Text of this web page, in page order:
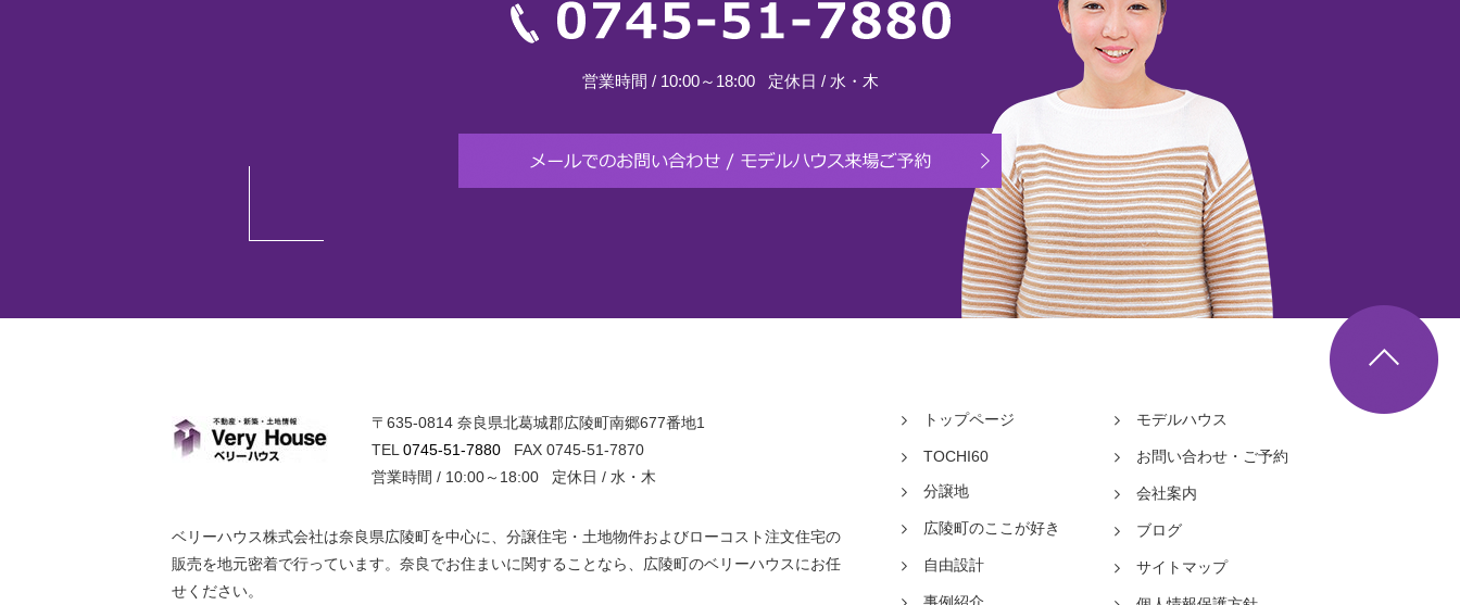
▲
0745-51-7880
営業時間 / 10:00～18:00 定休日 / 水・木
メールでのお問い合わせ/モデルハウス来場ご予約
ベリーハウス
〒635-0814 奈良県北葛城郡広陵町南郷677番地1
TEL 0745-51-7880 FAX 0745-51-7870
営業時間 / 10:00～18:00 定休日 / 水・木
ベリーハウス株式会社は奈良県広陵町を中心に、分譲住宅・土地物件およびローコスト注文住宅の
販売を地元密着で行っています。奈良でお住まいに関することなら、広陵町のベリーハウスにお任
せください。
トップページ
TOCHI60
分譲地
広陵町のここが好き
自由設計
モデルハウス
お問い合わせ・ご予約
会社案内
ブログ
サイトマップ